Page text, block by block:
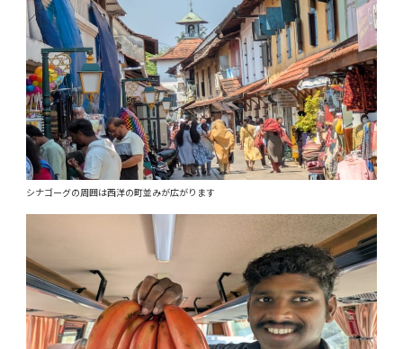
シナゴーグの周囲は西洋の町並みが広がります